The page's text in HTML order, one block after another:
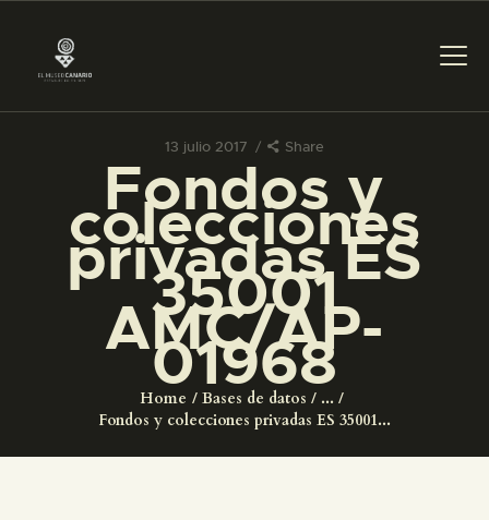
13 julio 2017 Share
Fondos y
colecciones
privadas ES
35001
AMC/AP-
01968
Home Bases de datos
...
Fondos y colecciones privadas ES 35001...
PREPARAR LA VISITA
ACTIVIDADES
█
EL MUSEO